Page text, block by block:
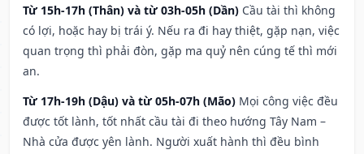
Từ 15h-17h (Thân) và từ 03h-05h (Dần) Cầu tài thì không
có lợi, hoặc hay bị trái ý. Nếu ra đi hay thiệt, gặp nạn, việc
quan trọng thì phải đòn, gặp ma quỷ nên cúng tế thì mới
an.
Từ 17h-19h (Dậu) và từ 05h-07h (Mão) Mọi công việc đều
được tốt lành, tốt nhất cầu tài đi theo hướng Tây Nam –
Nhà cửa được yên lành. Người xuất hành thì đều bình